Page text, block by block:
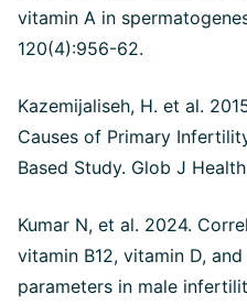
vitamin A in
120(4):956-62.
Kazemijaliseh, H. et al.
Causes of Primary
Based Study. Glob J
Kumar N, et al. 2024.
vitamin B12, vitamin D,
parameters in male